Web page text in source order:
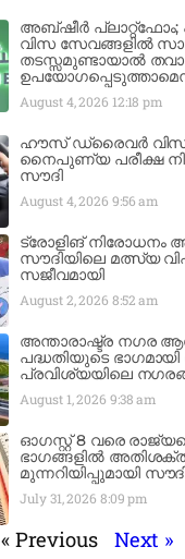
അബ്ഷീർ പ്ലാറ്റ്‌ഫോം;
വിസ സേവങ്ങളിൽ
തടസ്സമുണ്ടായാൽ
August 4, 2026 12:18 pm
ഹൗസ് ഡ്രൈവർ
നൈപുണ്യ പരീക്ഷ
സൗദി
August 4, 2026 9:56 am
ട്രോളിങ് നിരോധനം
സൗദിയിലെ മത്സ്യ
സജീവമായി
August 2, 2026 8:52 am
അന്താരാഷ്ട്ര
പദ്ധതിയുടെ
പ്രവിശ്യയിലെ
August 1, 2026 9:38 am
ഓഗസ്റ്റ് 8 വരെ
ഭാഗങ്ങളിൽ
മുന്നറിയിപ്പുമായി
July 31, 2026 8:09 pm
« Previous Next »